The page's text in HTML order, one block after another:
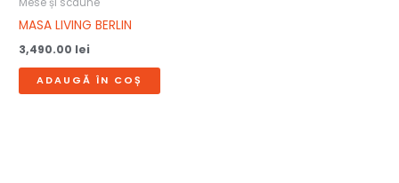
MASA LIVING BERLIN
3,490.00 lei
ADAUGĂ ÎN COȘ